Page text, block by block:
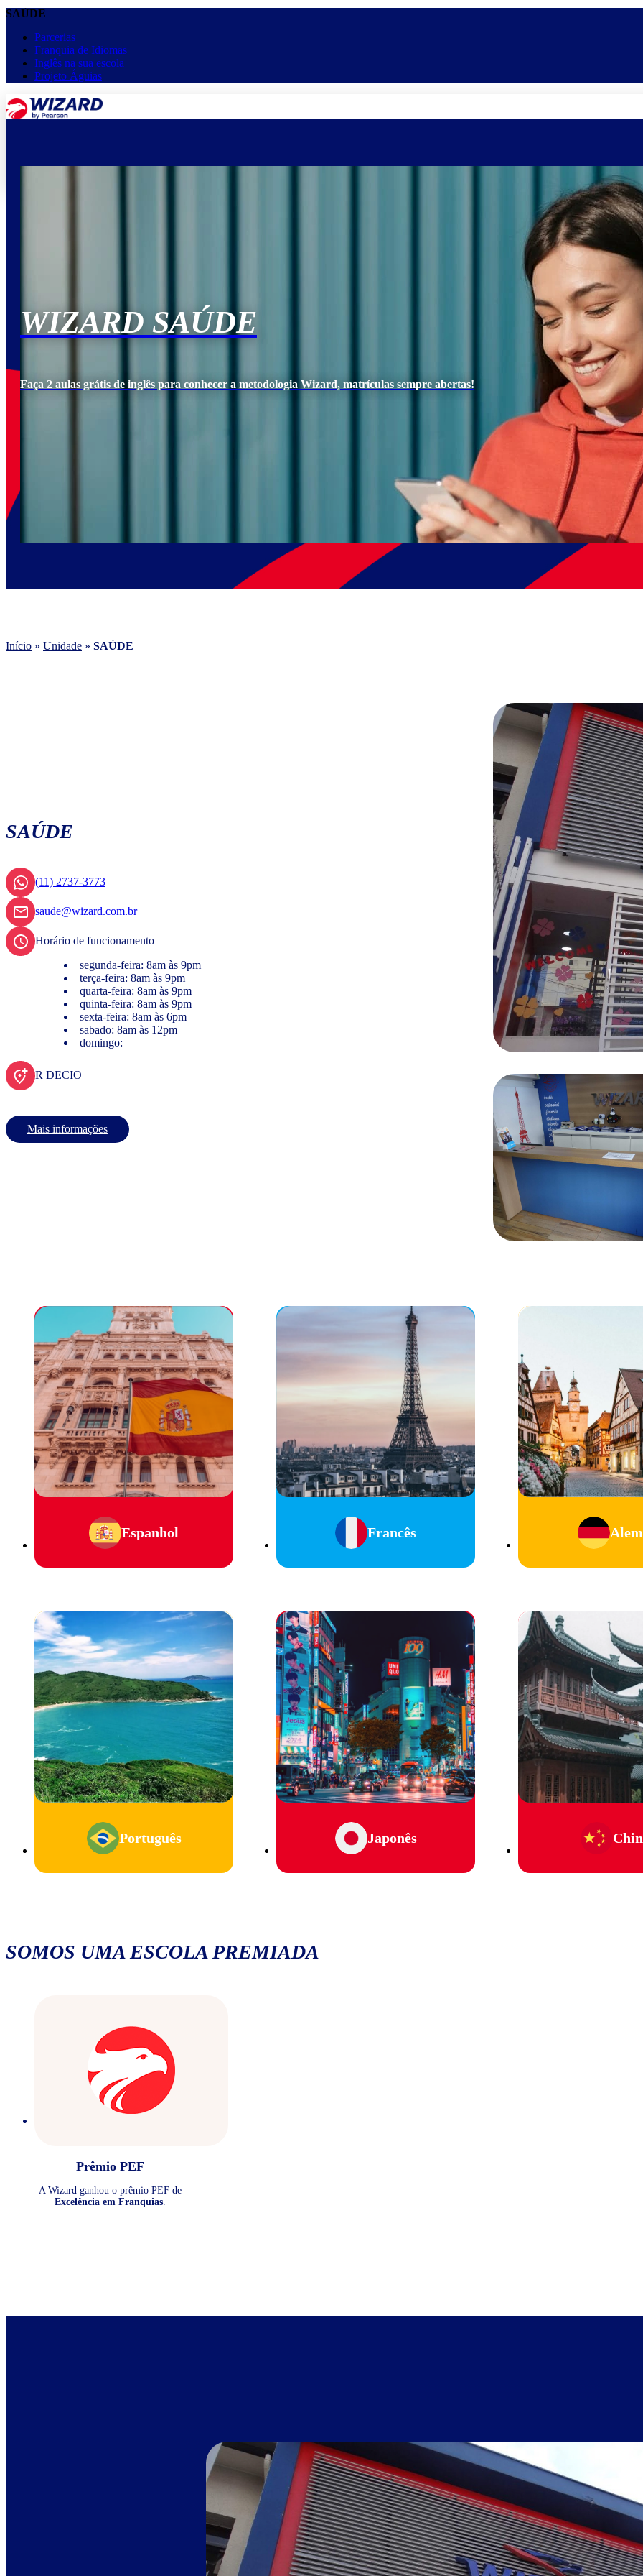
SAÚDE
Parcerias
Franquia de Idiomas
Inglês na sua escola
Projeto Águias
Equipe
WIZARD SAÚDE
Faça 2 aulas grátis de inglês para conhecer a metodologia Wizard, matrículas sempre abertas!
Início » Unidade » SAÚDE
SAÚDE
(11) 2737-3773
saude@wizard.com.br
Horário de funcionamento
segunda-feira: 8am às 9pm
terça-feira: 8am às 9pm
quarta-feira: 8am às 9pm
quinta-feira: 8am às 9pm
sexta-feira: 8am às 6pm
sabado: 8am às 12pm
domingo:
R DECIO
Mais informações
Espanhol Francês
Português Japonês
SOMOS UMA ESCOLA PREMIADA
Prêmio PEF
A Wizard ganhou o prêmio PEF de
Excelência em Franquias.